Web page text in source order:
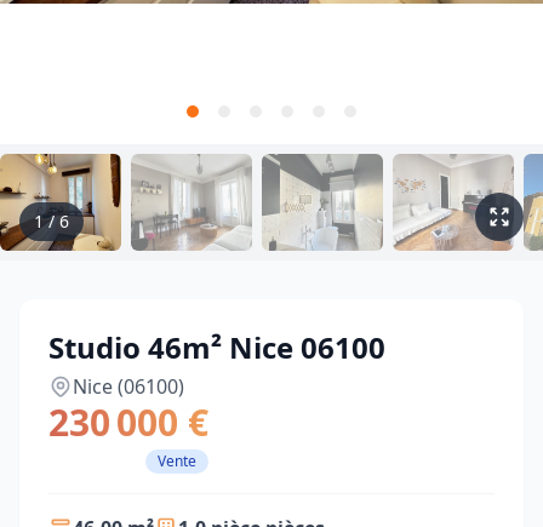
1/6
Studio 46m² Nice 06100
Nice (06100)
230 000 €
Vente